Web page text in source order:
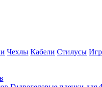
Чехлы Кабели Стилусы